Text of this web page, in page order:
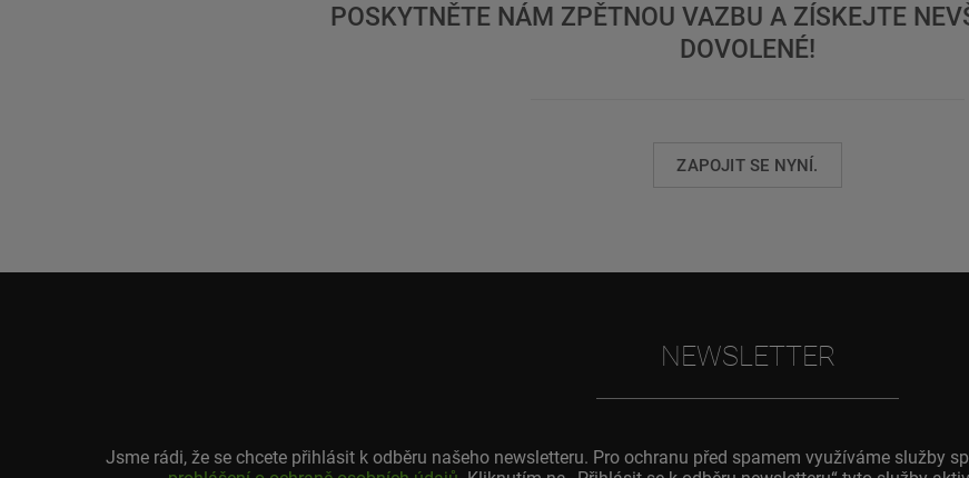
POSKYTNĚTE NÁM ZPĚTNOU VAZBU A ZÍSKEJTE
DOVOLENÉ!
ZAPOJIT SE NYNÍ.
NEWSLETTER
Jsme rádi, že se chcete přihlásit k odběru našeho newsletteru. Pro ochranu před spamem využíváme služby